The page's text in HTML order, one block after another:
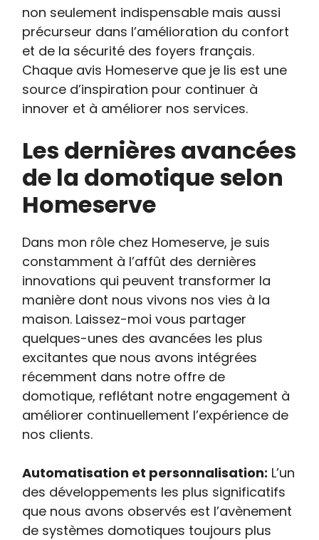
non seulement indispensable mais aussi
précurseur dans l’amélioration du confort
et de la sécurité des foyers français.
Chaque avis Homeserve que je lis est une
source d’inspiration pour continuer à
innover et à améliorer nos services.
Les dernières avancées
de la domotique selon
Homeserve
Dans mon rôle chez Homeserve, je suis
constamment à l’affût des dernières
innovations qui peuvent transformer la
manière dont nous vivons nos vies à la
maison. Laissez-moi vous partager
quelques-unes des avancées les plus
excitantes que nous avons intégrées
récemment dans notre offre de
domotique, reflétant notre engagement à
améliorer continuellement l’expérience de
nos clients.
Automatisation et personnalisation: L’un
des développements les plus significatifs
que nous avons observés est l’avènement
de systèmes domotiques toujours plus